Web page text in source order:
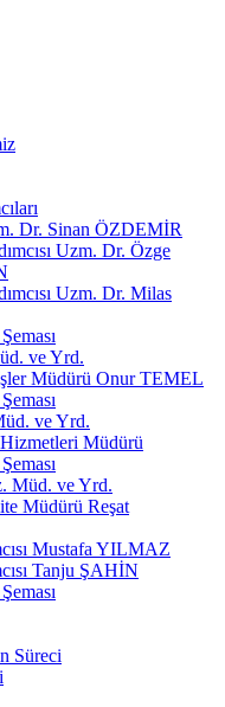
Dr. Sinan ÖZDEMİR
Uzm. Dr. Özge
Uzm. Dr. Milas
ve Yrd.
Müdürü Onur TEMEL
ve Yrd.
Hizmetleri Müdürü
Müd. ve Yrd.
Müdürü Reşat
Mustafa YILMAZ
Tanju ŞAHİN
Süreci